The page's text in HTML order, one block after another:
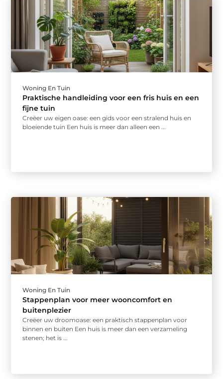
Woning En Tuin
Praktische handleiding voor een fris huis en een
fijne tuin
Creëer uw eigen oase: een gids voor een stralend huis en
bloeiende tuin Een huis is meer dan alleen een ...
Woning En Tuin
Stappenplan voor meer wooncomfort en
buitenplezier
Creëer uw droomoase: een praktisch stappenplan voor
binnen en buiten Een huis is meer dan een verzameling
stenen; het is ...